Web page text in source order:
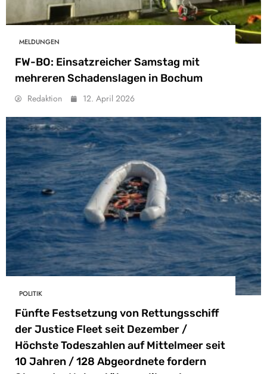
MELDUNGEN
FW-BO: Einsatzreicher Samstag mit
mehreren Schadenslagen in Bochum
Redaktion 12. April 2026
POLITIK
Fünfte Festsetzung von Rettungsschiff
der Justice Fleet seit Dezember /
Höchste Todeszahlen auf Mittelmeer seit
10 Jahren / 128 Abgeordnete fordern